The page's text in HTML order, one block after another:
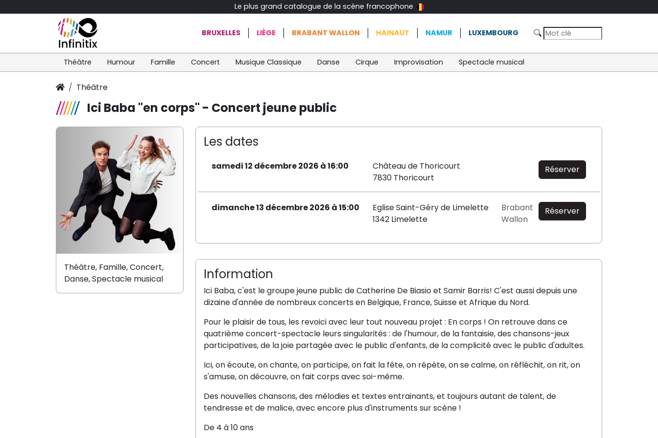
Le plus grand catalogue de la scène francophone
BRUXELLES LIÈGE BRABANT WALLON HAINAUT NAMUR LUXEMBOURG
Théâtre Humour Famille Concert Musique Classique Danse Cirque Improvisation Spectacle musical
Théâtre
Ici Baba "en corps" - Concert jeune public
Les dates
samedi 12 décembre 2026 à 16:00
Château de Thoricourt
7830 Thoricourt
Réserver
dimanche 13 décembre 2026 à 15:00
Eglise Saint-Géry de Limelette
1342 Limelette
Brabant
Wallon
Réserver
Information
Ici Baba, c'est le groupe jeune public de Catherine De Biasio et Samir Barris! C'est aussi depuis une
dizaine d'année de nombreux concerts en Belgique, France, Suisse et Afrique du Nord.
Pour le plaisir de tous, les revoici avec leur tout nouveau projet : En corps ! On retrouve dans ce
quatrième concert-spectacle leurs singularités : de l'humour, de la fantaisie, des chansons-jeux
participatives, de la joie partagée avec le public d'enfants, de la complicité avec le public d'adultes.
Ici, on écoute, on chante, on participe, on fait la fête, on répète, on se calme, on réfléchit, on rit, on
s'amuse, on découvre, on fait corps avec soi-même.
Des nouvelles chansons, des mélodies et textes entrainants, et toujours autant de talent, de
tendresse et de malice, avec encore plus d'instruments sur scène !
De 4 à 10 ans
Théâtre, Famille, Concert,
Danse, Spectacle musical